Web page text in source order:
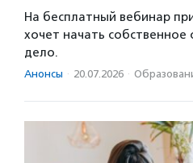
На бесплатный вебинар
хочет начать
дело.
Анонсы · 20.07.2026 ·